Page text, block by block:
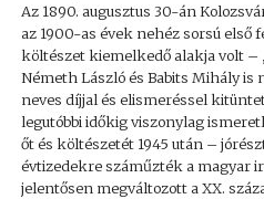
Az 1890. augusztus 30-án
az 1900-as évek nehéz sorsú első
költészet kiemelkedő alakja volt –
Németh László és Babits Mihály is
neves díjjal és elismeréssel
legutóbbi időkig viszonylag
őt és költészetét 1945 után –
évtizedekre száműzték a magyar
jelentősen megváltozott a XX.